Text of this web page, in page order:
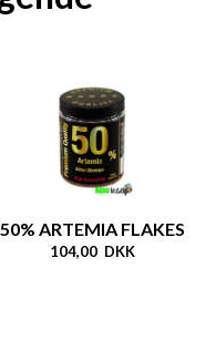
50% ARTEMIA FLAKES
104,00 DKK